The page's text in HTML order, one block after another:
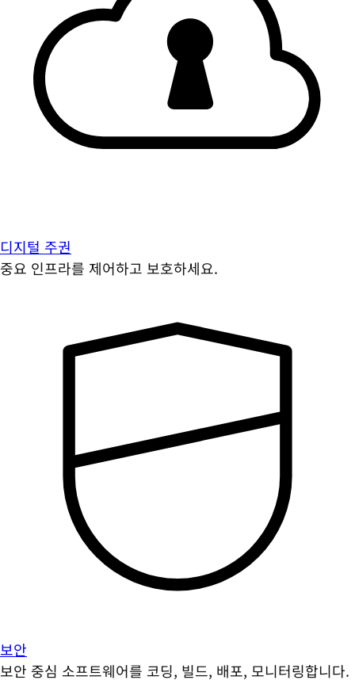
디지털 주권
중요 인프라를 제어하고 보호하세요.
보안
보안 중심 소프트웨어를 코딩, 빌드, 배포, 모니터링합니다.